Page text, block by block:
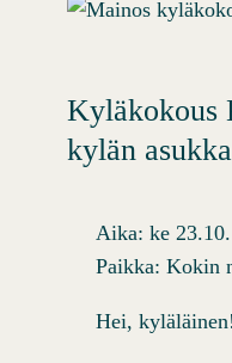
Kyläkokous
kylän
Aika: ke
Paikka: Kokin
Hei, kyläläinen!